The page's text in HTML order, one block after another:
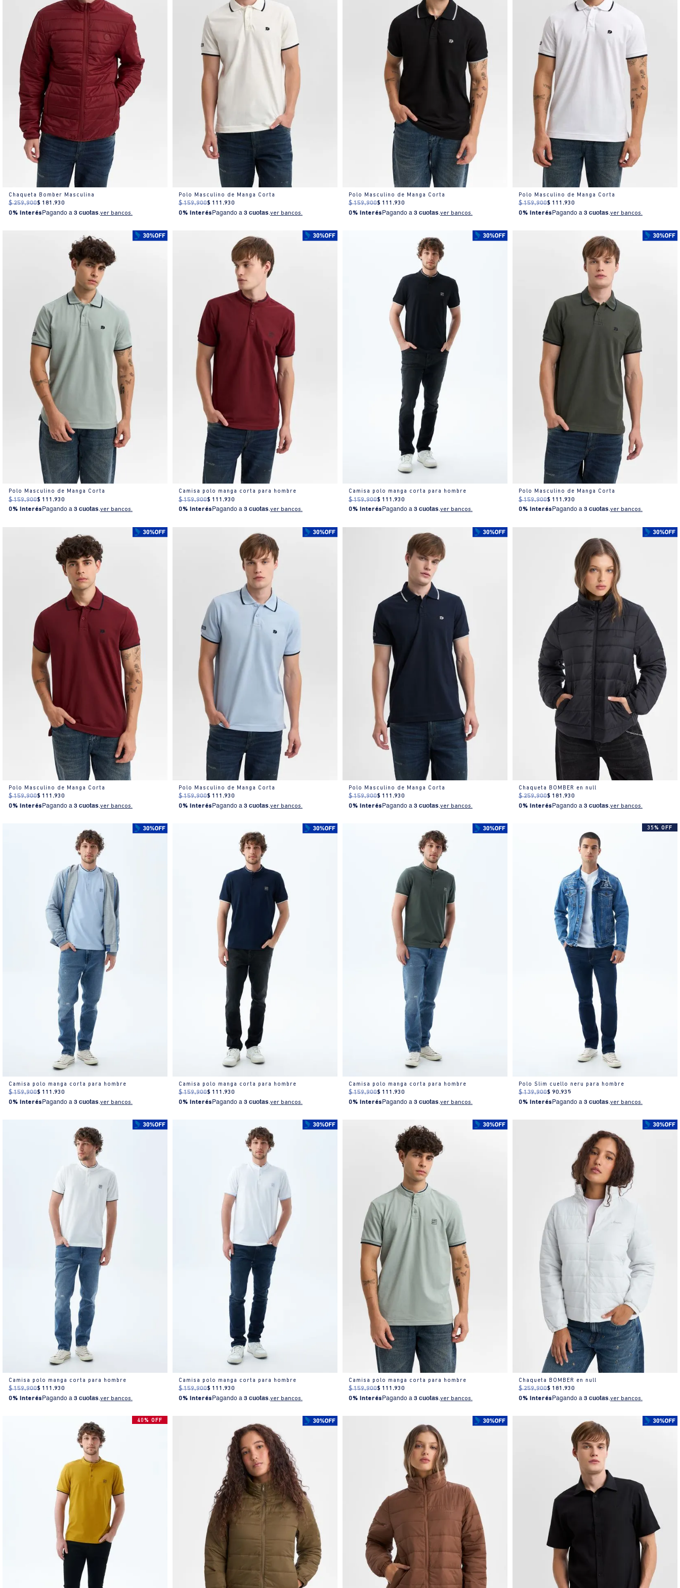
Chaqueta Bomber Masculina
$ 259.900$ 181 .930
0% Interés Pagando a 3 cuotas.ver bancos.
Polo Masculino de Manga Corta
$ 159.900$ 111 .930
0% Interés Pagando a 3 cuotas.ver bancos.
Polo Masculino de Manga Corta
$ 159.900$ 111 .930
0% Interés Pagando a 3 cuotas.ver bancos.
Polo Masculino de Manga Corta
$ 159.900$ 111 .930
0% Interés Pagando a 3 cuotas.ver bancos.
Polo Masculino de Manga Corta
$ 159.900$ 111 .930
0% Interés Pagando a 3 cuotas.ver bancos.
Camisa polo manga corta para hombre
$ 159.900$ 111 .930
0% Interés Pagando a 3 cuotas.ver bancos.
Camisa polo manga corta para hombre
$ 159.900$ 111 .930
0% Interés Pagando a 3 cuotas.ver bancos.
Polo Masculino de Manga Corta
$ 159.900$ 111 .930
0% Interés Pagando a 3 cuotas.ver bancos.
Polo Masculino de Manga Corta
$ 159.900$ 111 .930
0% Interés Pagando a 3 cuotas.ver bancos.
Polo Masculino de Manga Corta
$ 159.900$ 111 .930
0% Interés Pagando a 3 cuotas.ver bancos.
Polo Masculino de Manga Corta
$ 159.900$ 111 .930
0% Interés Pagando a 3 cuotas.ver bancos.
Chaqueta BOMBER en null
$ 259.900$ 181 .930
0% Interés Pagando a 3 cuotas.ver bancos.
Camisa polo manga corta para hombre
$ 159.900$ 111 .930
0% Interés Pagando a 3 cuotas.ver bancos.
Camisa polo manga corta para hombre
$ 159.900$ 111 .930
0% Interés Pagando a 3 cuotas.ver bancos.
Camisa polo manga corta para hombre
$ 159.900$ 111 .930
0% Interés Pagando a 3 cuotas.ver bancos.
35% OFF
Polo Slim cuello neru para hombre
$ 139.900$ 90.935
0% Interés Pagando a 3 cuotas.ver bancos.
Camisa polo manga corta para hombre
$ 159.900$ 111 .930
0% Interés Pagando a 3 cuotas.ver bancos.
Camisa polo manga corta para hombre
$ 159.900$ 111 .930
0% Interés Pagando a 3 cuotas.ver bancos.
Camisa polo manga corta para hombre
$ 159.900$ 111 .930
0% Interés Pagando a 3 cuotas.ver bancos.
Chaqueta BOMBER en null
$ 259.900$ 181 .930
0% Interés Pagando a 3 cuotas.ver bancos.
40% OFF